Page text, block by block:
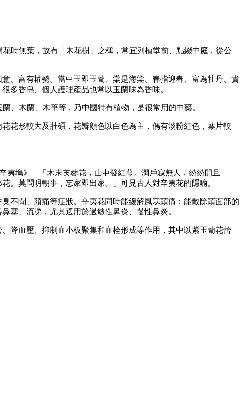
時無葉，故有「木花樹」之稱，常宜列植堂前、點綴中庭，從公
、富有權勢。當中玉即玉蘭、棠是海棠、春指迎春、富為牡丹、貴
多香皂、個人護理產品也常以玉蘭味為香味。
、木蘭、木筆等，乃中國特有植物，是很常用的中藥。
花形較大及壯碩，花瓣顏色以白色為主，偶有淡粉紅色，葉片較
夷塢》：「木末芙蓉花，山中發紅萼。澗戶寂無人，紛紛開且
。莫問明朝事，忘家即出家。」可見古人對辛夷花的隱喻。
不聞、頭痛等症狀。辛夷花同時能緩解風寒頭痛：能散除頭面部的
塞、流涕，尤其適用於過敏性鼻炎、慢性鼻炎。
降血壓、抑制血小板聚集和血栓形成等作用，其中以紫玉蘭花蕾